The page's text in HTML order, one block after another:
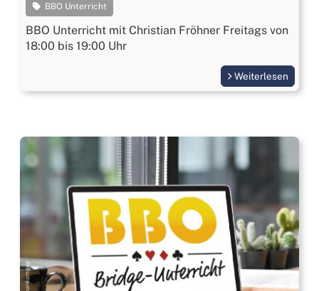
BBO Unterricht
BBO Unterricht mit Christian Fröhner Freitags von
18:00 bis 19:00 Uhr
Weiterlesen